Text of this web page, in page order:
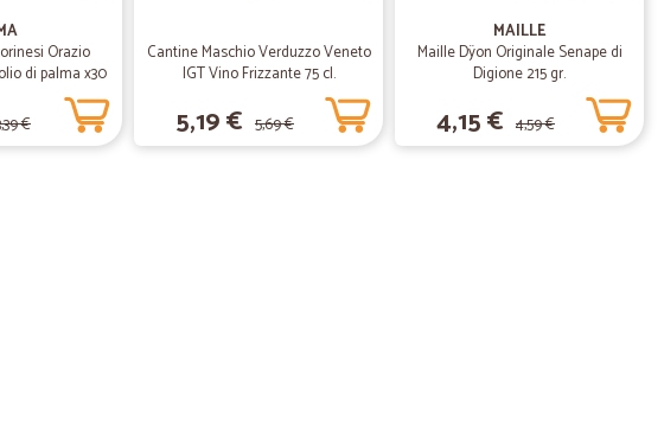
Orazio
di palma x30
€
Cantine Maschio Verduzzo Veneto
IGT Vino Frizzante 75 cl.
5,19 € 5,69 €
MAILLE
Maille Dÿon Originale Senape di
Digione 215 gr.
4,15 € 4,59 €